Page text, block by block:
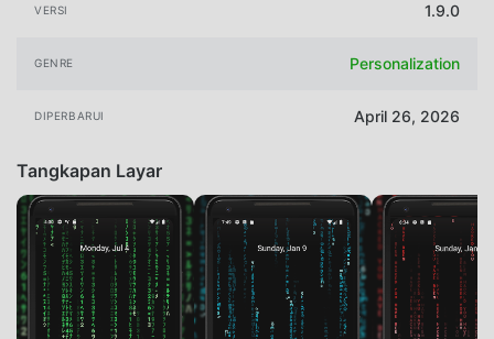
VERSI 1.9.0
GENRE Personalization
DIPERBARUI April 26, 2026
Tangkapan Layar